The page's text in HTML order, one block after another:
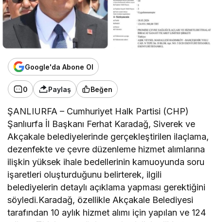
Google'da Abone Ol
0 Paylaş Beğen
ŞANLIURFA – Cumhuriyet Halk Partisi (CHP)
Şanlıurfa İl Başkanı Ferhat Karadağ, Siverek ve
Akçakale belediyelerinde gerçekleştirilen ilaçlama,
dezenfekte ve çevre düzenleme hizmet alımlarına
ilişkin yüksek ihale bedellerinin kamuoyunda soru
işaretleri oluşturduğunu belirterek, ilgili
belediyelerin detaylı açıklama yapması gerektiğini
söyledi.Karadağ, özellikle Akçakale Belediyesi
tarafından 10 aylık hizmet alımı için yapılan ve 124